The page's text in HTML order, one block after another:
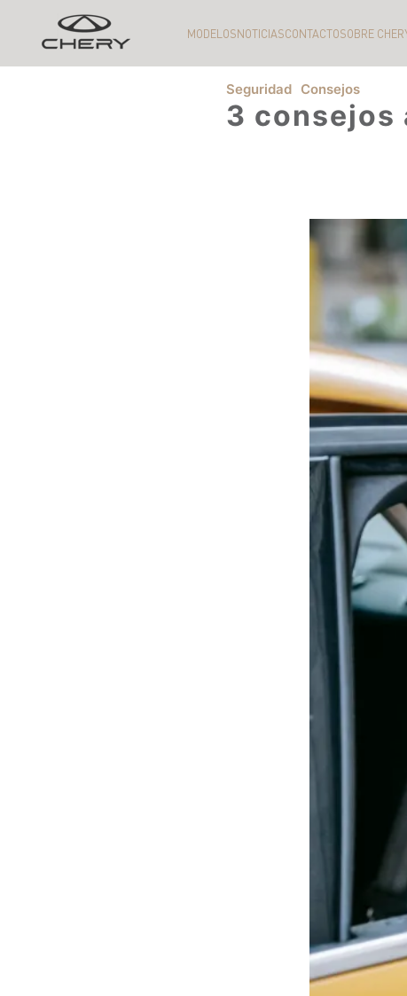
MODELOSNOTICIASCONTACTOSOBRE
Seguridad Consejos
3 consejos